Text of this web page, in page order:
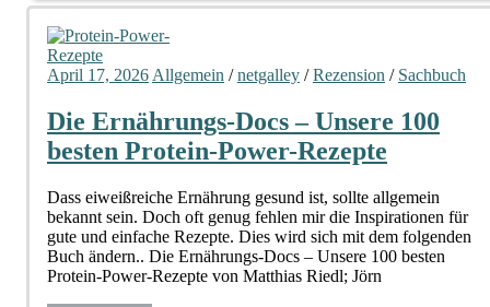
April 17, 2026 Allgemein /netgalley /Rezension / Sachbuch
Die Ernährungs-Docs – Unsere 100
besten Protein-Power-Rezepte
Dass eiweißreiche Ernährung gesund ist, sollte allgemein
bekannt sein. Doch oft genug fehlen mir die Inspirationen für
gute und einfache Rezepte. Dies wird sich mit dem folgenden
Buch ändern.. Die Ernährungs-Docs – Unsere 100 besten
Protein-Power-Rezepte von Matthias Riedl; Jörn